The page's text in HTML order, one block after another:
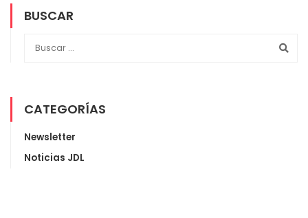
BUSCAR
CATEGORÍAS
Newsletter
Noticias JDL